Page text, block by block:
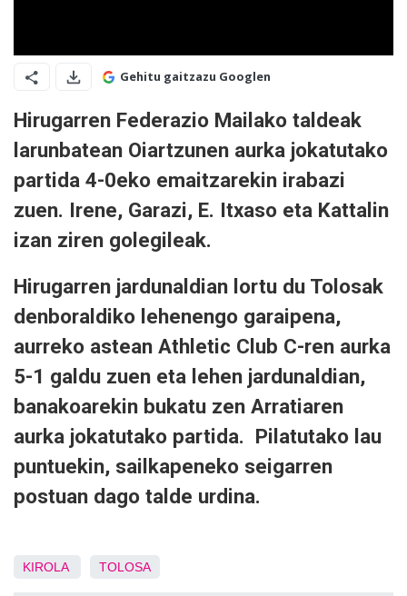
Gehitu gaitzazu Googlen
Hirugarren Federazio Mailako taldeak
larunbatean Oiartzunen aurka jokatutako
partida 4-0eko emaitzarekin irabazi
zuen. Irene, Garazi, E. Itxaso eta Kattalin
izan ziren golegileak.
Hirugarren jardunaldian lortu du Tolosak
denboraldiko lehenengo garaipena,
aurreko astean Athletic Club C-ren aurka
5-1 galdu zuen eta lehen jardunaldian,
banakoarekin bukatu zen Arratiaren
aurka jokatutako partida. Pilatutako lau
puntuekin, sailkapeneko seigarren
postuan dago talde urdina.
KIROLA TOLOSA